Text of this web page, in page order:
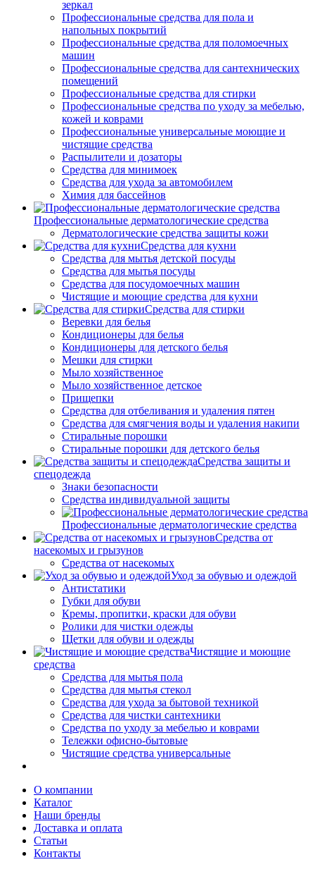
зеркал
Профессиональные средства для пола и
напольных покрытий
Профессиональные средства для поломоечных
машин
Профессиональные средства для сантехнических
помещений
Профессиональные средства для стирки
Профессиональные средства по уходу за мебелью,
кожей и коврами
Профессиональные универсальные моющие и
чистящие средства
Распылители и дозаторы
Средства для минимоек
Средства для ухода за автомобилем
Химия для бассейнов
Профессиональные дерматологические средства
Дерматологические средства защиты кожи
Средства для кухни
Средства для мытья детской посуды
Средства для мытья посуды
Средства для посудомоечных машин
Чистящие и моющие средства для кухни
Средства для стирки
Веревки для белья
Кондиционеры для белья
Кондиционеры для детского белья
Мешки для стирки
Мыло хозяйственное
Мыло хозяйственное детское
Прищепки
Средства для отбеливания и удаления пятен
Средства для смягчения воды и удаления накипи
Стиральные порошки
Стиральные порошки для детского белья
Средства защиты и
спецодежда
Знаки безопасности
Средства индивидуальной защиты
Профессиональные дерматологические средства
Средства от
насекомых и грызунов
Средства от насекомых
Уход за обувью и одеждой
Антистатики
Губки для обуви
Кремы, пропитки, краски для обуви
Ролики для чистки одежды
Щетки для обуви и одежды
Чистящие и моющие
средства
Средства для мытья пола
Средства для мытья стекол
Средства для ухода за бытовой техникой
Средства для чистки сантехники
Средства по уходу за мебелью и коврами
Тележки офисно-бытовые
Чистящие средства универсальные
О компании
Каталог
Наши бренды
Доставка и оплата
Статьи
Контакты